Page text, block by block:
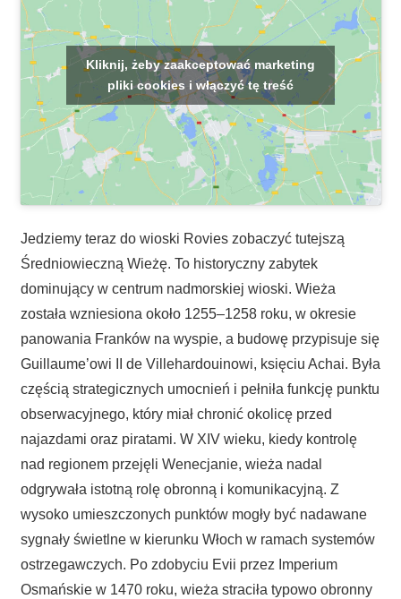
Kliknij, żeby zaakceptować marketing
pliki cookies i włączyć tę treść
Jedziemy teraz do wioski Rovies zobaczyć tutejszą
Średniowieczną Wieżę. To historyczny zabytek
dominujący w centrum nadmorskiej wioski. Wieża
została wzniesiona około 1255–1258 roku, w okresie
panowania Franków na wyspie, a budowę przypisuje się
Guillaume’owi II de Villehardouinowi, księciu Achai. Była
częścią strategicznych umocnień i pełniła funkcję punktu
obserwacyjnego, który miał chronić okolicę przed
najazdami oraz piratami. W XIV wieku, kiedy kontrolę
nad regionem przejęli Wenecjanie, wieża nadal
odgrywała istotną rolę obronną i komunikacyjną. Z
wysoko umieszczonych punktów mogły być nadawane
sygnały świetlne w kierunku Włoch w ramach systemów
ostrzegawczych. Po zdobyciu Evii przez Imperium
Osmańskie w 1470 roku, wieża straciła typowo obronny